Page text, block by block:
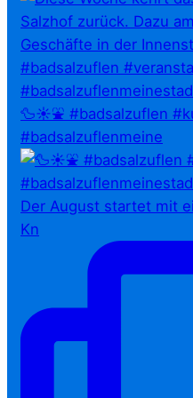
🦆☀️⛲ #badsalzuflen
#badsalzuflenmeine
Der August startet mit
Kn